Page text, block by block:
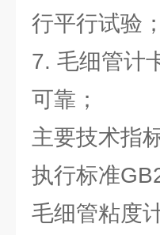
行平行试验；
7. 毛细管计
可靠；
主要技术指
执行标准
毛细管粘度